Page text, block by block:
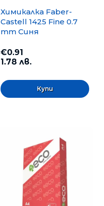
Химикалка Faber-
Castell 1425 Fine 0.7
mm Синя
€0.91
1.78 лв.